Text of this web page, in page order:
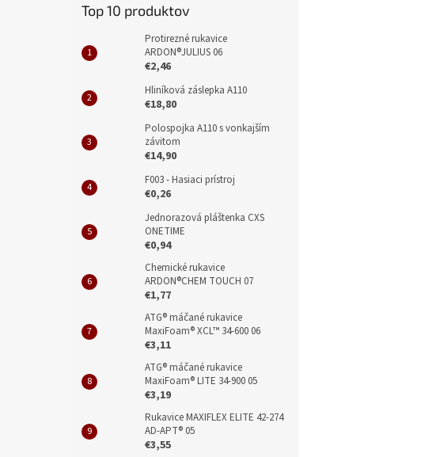
Top 10 produktov
Protirezné rukavice
ARDON®JULIUS 06
€2,46
Hliníková záslepka A110
€18,80
Polospojka A110 s vonkajším
závitom
€14,90
F003 - Hasiaci prístroj
€0,26
Jednorazová pláštenka CXS
ONETIME
€0,94
Chemické rukavice
ARDON®CHEM TOUCH 07
€1,77
ATG® máčané rukavice
MaxiFoam® XCL™ 34-600 06
€3,11
ATG® máčané rukavice
MaxiFoam® LITE 34-900 05
€3,19
Rukavice MAXIFLEX ELITE 42-274
AD-APT® 05
€3,55